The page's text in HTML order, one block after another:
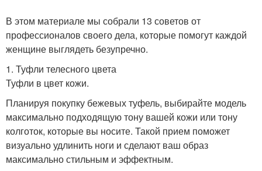
В этом материале мы собрали 13 советов от
профессионалов своего дела, которые помогут каждой
женщине выглядеть безупречно.
1. Туфли телесного цвета
Туфли в цвет кожи.
Планируя покупку бежевых туфель, выбирайте модель
максимально подходящую тону вашей кожи или тону
колготок, которые вы носите. Такой прием поможет
визуально удлинить ноги и сделают ваш образ
максимально стильным и эффектным.